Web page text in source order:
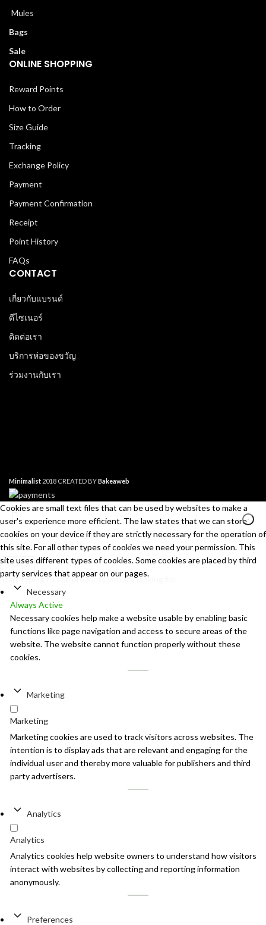
Mules
Bags
Sale
ONLINE SHOPPING
Reward Points
How to Order
Size Guide
Tracking
Exchange Policy
Payment
Payment Confirmation
Receipt
Point History
FAQs
CONTACT
เกี่ยวกับแบรนด์
ดีไซเนอร์
ติดต่อเรา
บริการห่อของขวัญ
ร่วมงานกับเรา
Minimalist 2018 CREATED BYBakeaweb
Search
Start typing to see products you are looking for.
Cookies are small text files that can be used by websites to make a
user's experience more efficient. The law states that we can store
cookies on your device if they are strictly necessary for the operation of
this site. For all other types of cookies we need your permission. This
site uses different types of cookies. Some cookies are placed by third
party services that appear on our pages.
Necessary
Always Active
Necessary cookies help make a website usable by enabling basic
functions like page navigation and access to secure areas of the
website. The website cannot function properly without these
cookies.
Marketing
Marketing
Marketing cookies are used to track visitors across websites. The
intention is to display ads that are relevant and engaging for the
individual user and thereby more valuable for publishers and third
party advertisers.
Analytics
Analytics
Analytics cookies help website owners to understand how visitors
interact with websites by collecting and reporting information
anonymously.
Preferences